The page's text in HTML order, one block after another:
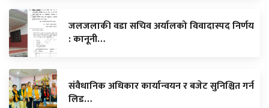
जलजलाकी वडा सचिव अर्यालको विवादास्पद निर्णय
: कानूनी…
संवैधानिक अधिकार कार्यान्वयन र बजेट सुनिश्चित गर्न
लिड…